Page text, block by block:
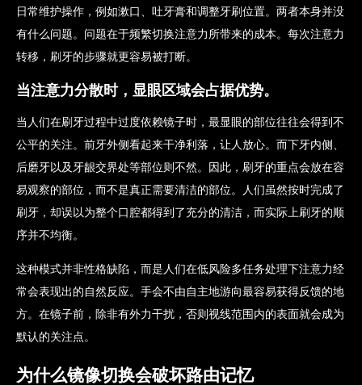
日常维护操作，例如漱口、吐牙膏和调整牙刷位置。两者本身并没
有什么问题。问题在于频繁切换注意力所带来的成本。每次注意力
转移，刷牙的步骤就更容易被打断。
当注意力分散时，显眼区域会占据优势。
当人们在刷牙过程中过度依赖镜子时，最显眼的部位往往会得到不
公平的关注。前牙外侧看起来干净利落，让人放心。而下牙内侧、
后磨牙以及牙龈交界处等部位则不然。因此，刷牙的重点会放在容
易观察的部位，而不是真正需要清洁的部位。人们虽然按时完成了
刷牙，却误以为整个口腔都得到了充分的清洁，而实际上刷牙的顺
序并不均衡。
这种模式并非性格缺陷，而是人们在低风险多任务处理下注意力经
常会表现出的自然反应。手会不由自主地游向最容易获得反馈的地
方。在镜子前，除非有外力干扰，否则视线范围内的表面就会成为
默认的关注点。
为什么镜像切换会破坏路由记忆